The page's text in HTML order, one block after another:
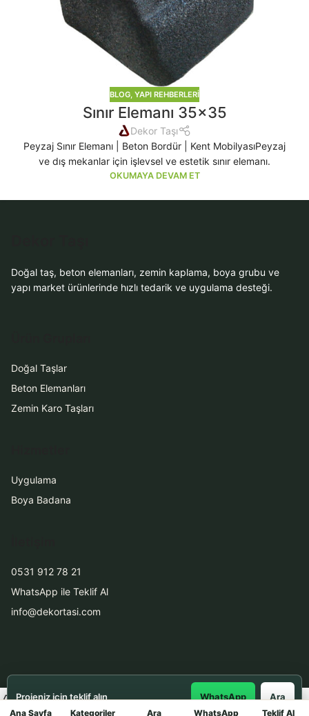
BLOG, YAPI REHBERLERI
Sınır Elemanı 35×35
Dekor Taşı
Peyzaj Sınır Elemanı | Beton Bordür | Kent MobilyasıPeyzaj
ve dış mekanlar için işlevsel ve estetik sınır elemanı.
OKUMAYA DEVAM ET
Ana Sayfa Kategoriler Ara WhatsApp Teklif Al
Doğal taş, beton elemanları, zemin kaplama, boya grubu ve
yapı market ürünlerinde hızlı tedarik ve uygulama desteği.
Doğal Taşlar
Beton Elemanları
Zemin Karo Taşları
Uygulama
Boya Badana
0531 912 78 21
WhatsApp ile Teklif Al
info@dekortasi.com
Projeniz için teklif alın WhatsApp Ara